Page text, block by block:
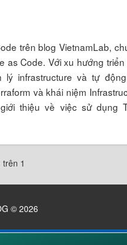
trên blog VietnamLab,
as Code. Với xu hướng
infrastructure và tự
và khái niệm
thiệu về việc sử dụng
1
© 2026